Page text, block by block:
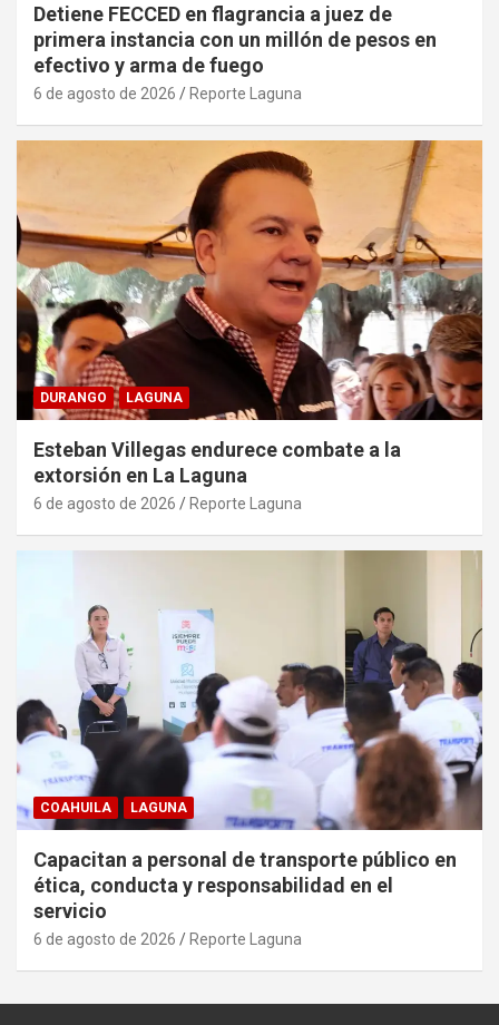
Detiene FECCED en flagrancia a juez de
primera instancia con un millón de pesos en
efectivo y arma de fuego
6 de agosto de 2026 Reporte Laguna
DURANGO LAGUNA
Esteban Villegas endurece combate a la
extorsión en La Laguna
6 de agosto de 2026 Reporte Laguna
COAHUILA LAGUNA
Capacitan a personal de transporte público en
ética, conducta y responsabilidad en el
servicio
6 de agosto de 2026 Reporte Laguna